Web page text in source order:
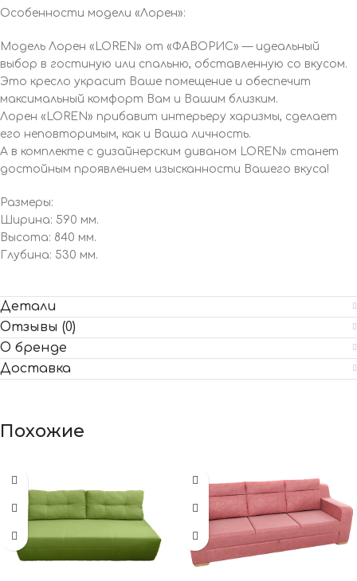
Особенности модели «Лорен»:
Модель Лорен «LOREN» от «ФАВОРИС» — идеальный
выбор в гостиную или спальню, обставленную со вкусом.
Это кресло украсит Ваше помещение и обеспечит
максимальный комфорт Вам и Вашим близким.
Лорен «LOREN» прибавит интерьеру харизмы, сделает
его неповторимым, как и Ваша личность.
А в комплекте с дизайнерским диваном LOREN» станет
достойным проявлением изысканности Вашего вкуса!
Размеры:
Ширина: 590 мм.
Высота: 840 мм.
Глубина: 530 мм.
Детали
Отзывы (0)
О бренде
Доставка
Похожие